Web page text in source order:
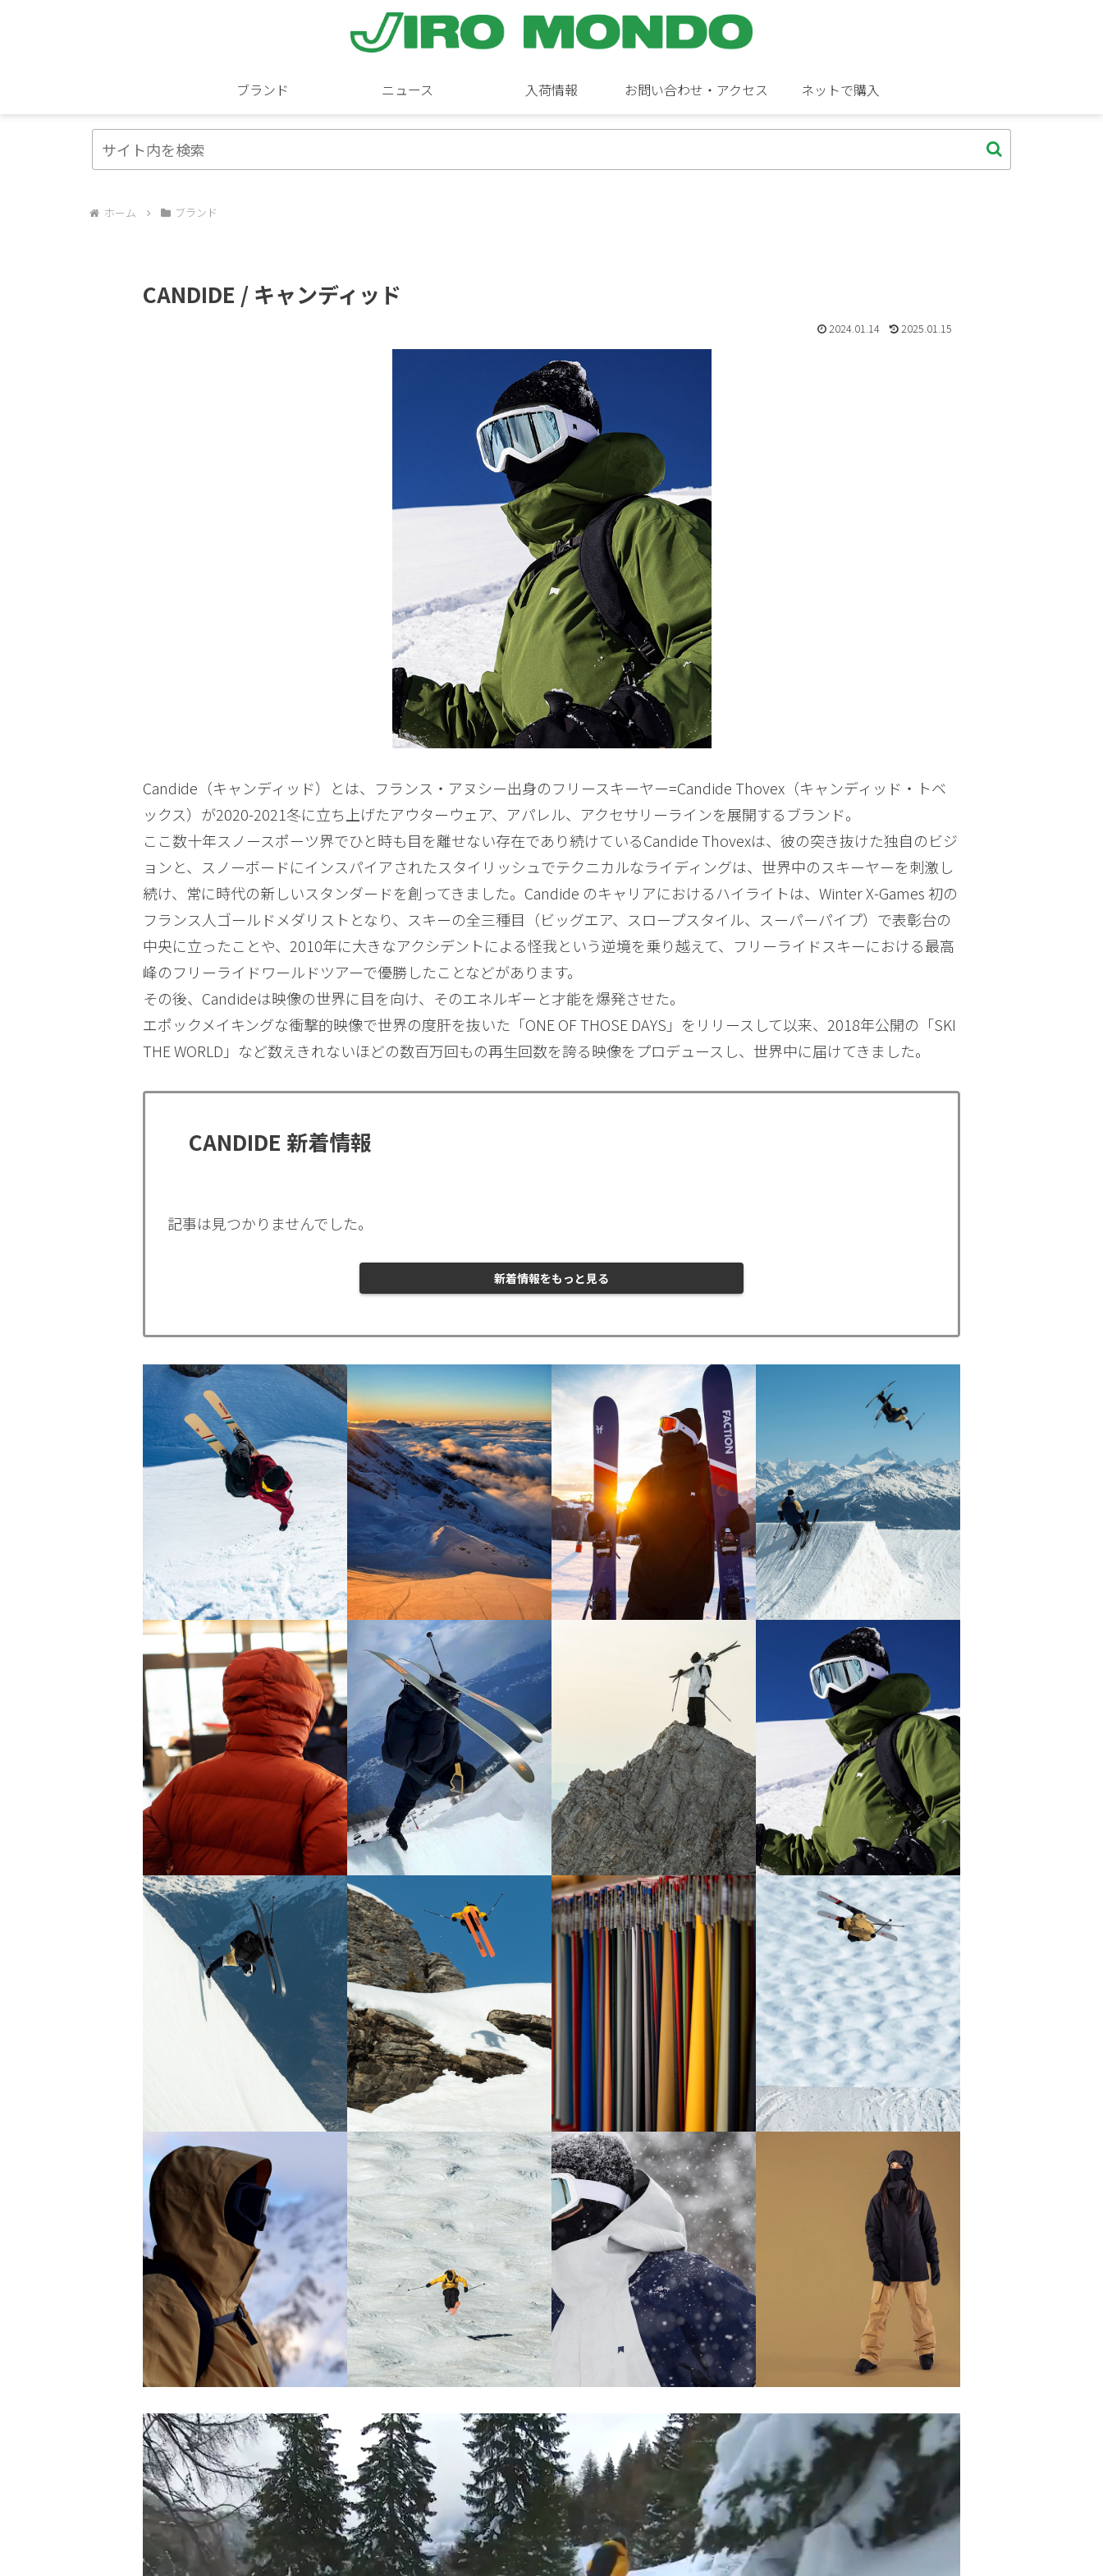
ブランド ニュース 入荷情報 お問い合わせ・アクセス ネットで購入
ホーム ブランド
CANDIDE / キャンディッド
2024.01.14 2025.01.15
Candide（キャンディッド）とは、フランス・アヌシー出身のフリースキーヤー=Candide Thovex（キャンディッド・トベ
ックス）が2020-2021冬に立ち上げたアウターウェア、アパレル、アクセサリーラインを展開するブランド。
ここ数十年スノースポーツ界でひと時も目を離せない存在であり続けているCandide Thovexは、彼の突き抜けた独自のビジ
ョンと、スノーボードにインスパイアされたスタイリッシュでテクニカルなライディングは、世界中のスキーヤーを刺激し
続け、常に時代の新しいスタンダードを創ってきました。Candide のキャリアにおけるハイライトは、Winter X-Games 初の
フランス人ゴールドメダリストとなり、スキーの全三種目（ビッグエア、スロープスタイル、スーパーパイプ）で表彰台の
中央に立ったことや、2010年に大きなアクシデントによる怪我という逆境を乗り越えて、フリーライドスキーにおける最高
峰のフリーライドワールドツアーで優勝したことなどがあります。
その後、Candideは映像の世界に目を向け、そのエネルギーと才能を爆発させた。
エポックメイキングな衝撃的映像で世界の度肝を抜いた「ONE OF THOSE DAYS」をリリースして以来、2018年公開の「SKI
THE WORLD」など数えきれないほどの数百万回もの再生回数を誇る映像をプロデュースし、世界中に届けてきました。
CANDIDE 新着情報
記事は見つかりませんでした。
新着情報をもっと見る